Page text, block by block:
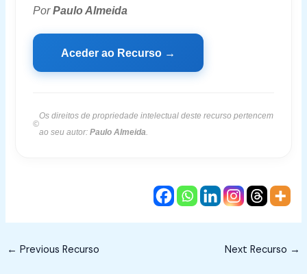
PorPaulo Almeida
Aceder ao Recurso →
©
Os direitos de propriedade intelectual deste recurso pertencem
ao seu autor:Paulo Almeida.
← Previous Recurso Next Recurso →